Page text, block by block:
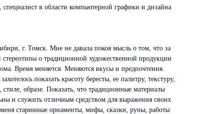
в области компьютерной графики и дизайна
г. Томск. Мне не давала покоя мысль о том, что за
о традиционной художественной продукции
Время меняется. Меняются вкусы и предпочтения.
показать красоту бересты, ее палитру, текстуру,
образе. Показать, что традиционные материалы
и служить отличным средством для выражения своих
старинные орнаменты, мифы, сказки, руны, работы